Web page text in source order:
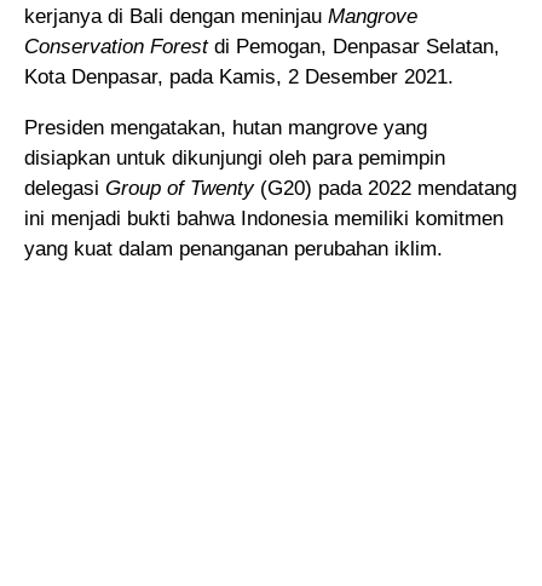
kerjanya di Bali dengan meninjau Mangrove
Conservation Forestdi Pemogan, Denpasar Selatan,
Kota Denpasar, pada Kamis, 2 Desember 2021.
Presiden mengatakan, hutan mangrove yang
disiapkan untuk dikunjungi oleh para pemimpin
delegasi Group of Twenty(G20) pada 2022 mendatang
ini menjadi bukti bahwa Indonesia memiliki komitmen
yang kuat dalam penanganan perubahan iklim.